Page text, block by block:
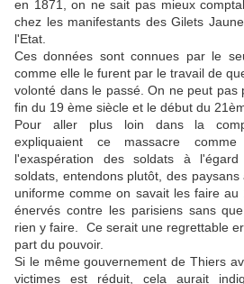
en 1871, on ne sait pas mieux
chez les manifestants des Gilets
l'Etat.
Ces données sont connues par le
comme elle le furent par le travail de
volonté dans le passé. On ne peut pas
fin du 19 ème siècle et le début du
Pour aller plus loin dans la
expliquaient ce massacre
l'exaspération des soldats à
soldats, entendons plutôt, des
uniforme comme on savait les faire
énervés contre les parisiens sans
rien y faire. Ce serait une regrettable
part du pouvoir.
Si le même gouvernement de Thiers
victimes est réduit, cela aurait